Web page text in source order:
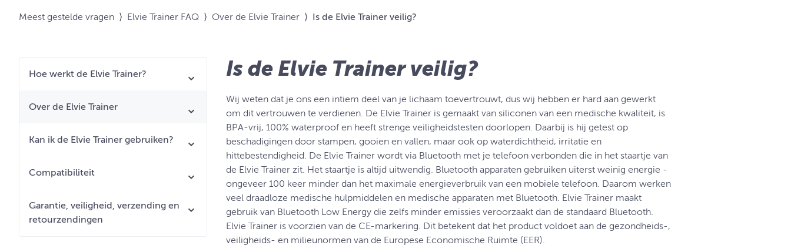
Meest gestelde vragen ⟩ Elvie Trainer FAQ ⟩ Over de Elvie Trainer ⟩ Is de Elvie Trainer veilig?
Hoe werkt de Elvie Trainer?
Over de Elvie Trainer
Kan ik de Elvie Trainer gebruiken?
Compatibiliteit
Garantie, veiligheid, verzending en
retourzendingen
Is de Elvie Trainer veilig?
Wij weten dat je ons een intiem deel van je lichaam toevertrouwt, dus wij hebben er hard aan gewerkt
om dit vertrouwen te verdienen. De Elvie Trainer is gemaakt van siliconen van een medische kwaliteit, is
BPA-vrij, 100% waterproof en heeft strenge veiligheidstesten doorlopen. Daarbij is hij getest op
beschadigingen door stampen, gooien en vallen, maar ook op waterdichtheid, irritatie en
hittebestendigheid. De Elvie Trainer wordt via Bluetooth met je telefoon verbonden die in het staartje van
de Elvie Trainer zit. Het staartje is altijd uitwendig. Bluetooth apparaten gebruiken uiterst weinig energie -
ongeveer 100 keer minder dan het maximale energieverbruik van een mobiele telefoon. Daarom werken
veel draadloze medische hulpmiddelen en medische apparaten met Bluetooth. Elvie Trainer maakt
gebruik van Bluetooth Low Energy die zelfs minder emissies veroorzaakt dan de standaard Bluetooth.
Elvie Trainer is voorzien van de CE-markering. Dit betekent dat het product voldoet aan de gezondheids-,
veiligheids- en milieunormen van de Europese Economische Ruimte (EER).